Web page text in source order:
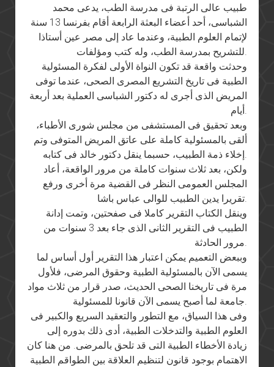
طبيب عالى الرتبة فى مدرسة الطب، يدعى محمد
الشباسى، أحد أعضاء البعثة الرابعة أقام بفرنسا 13 سنة
لإتمام العلوم الطبية، وعندما عاد إلى مصر عين أستاذا
للتشريح بمدرسة الطب، وله كتب ومؤلفات.
وحدثت واقعة قد تكون النواة الأولى لفكرة المسئولية
الطبية فى تاريخ التشريع المصرى الصحى، عندما توفى
المريض الذى أجرى له دكتور الشباسى العملية بعد أربعة
أيام.
وبعد تحقيق فى المستشفى من مجلس شورى الأطباء،
ألقى بالمسئولية كاملة على عاتق المريض المتوفى وتم
إخلاء ذمة الطبيب، حسبما ينقل دكتور خالد فى كتابه.
ولكن، بعد ثلاث سنوات كاملة من مرور الواقعة، أعاد
المجلس العمومى النظر فى القضية مرة أخرى ورفع
تقريرا يدين الطبيب للوالى عباس باشا.
وينقل الكتاب التقرير كاملا فى صفحتين، وتمت إدانة
الطبيب فى التقرير الثانى الذى جاء بعد 3 سنوات من
مرور الحادثة.
وببعض التعميم يمكن اعتبار هذا التقرير أول أساس لما
يسمى الآن بالمسئولية الطبية وحقوق المرضى، فلأول
مرة فى تاريخنا الصحى الحديث، صدر قرار من ثلاث مواد
جامعة لما أصبح يسمى الآن قانونا للمسئولية.
وفى هذا السياق، مع التطور والتعقيد السريع والكبير فى
العلوم الطبية والتدخلات الطبية، أدى ذلك بدوره إلى
زيادة الأخطاء الطبية التى قد تلحق بالمرضى. من هنا كان
الاهتمام بوجود قانون لتنظيم العلاقة بين الطواقم الطبية